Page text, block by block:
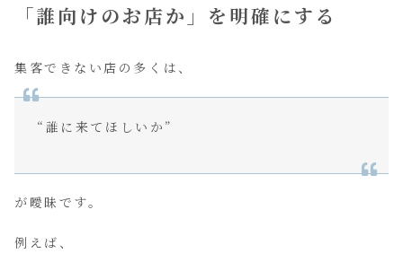
「誰向けのお店か」を明確にする
集客できない店の多くは、
“誰に来てほしいか”
が曖昧です。
例えば、